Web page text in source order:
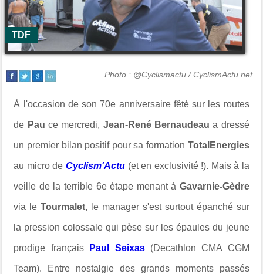
TDF
Photo : @Cyclismactu / CyclismActu.net
À l'occasion de son 70e anniversaire fêté sur les routes
de Pauce mercredi, Jean-René Bernaudeau a dressé
un premier bilan positif pour sa formation TotalEnergies
au micro de Cyclism'Actu (et en exclusivité !). Mais à la
veille de la terrible 6e étape menant à Gavarnie-Gèdre
via leTourmalet, le manager s'est surtout épanché sur
la pression colossale qui pèse sur les épaules du jeune
prodige français Paul Seixas (Decathlon CMA CGM
Team). Entre nostalgie des grands moments passés